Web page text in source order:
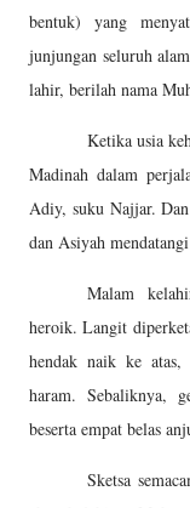
bentuk) yang
junjungan seluruh
lahir, berilah nama
Ketika usia
Madinah dalam
Adiy, suku Najjar.
dan Asiyah
Malam
heroik. Langit
hendak naik ke
haram. Sebaliknya,
beserta empat belas
Sketsa